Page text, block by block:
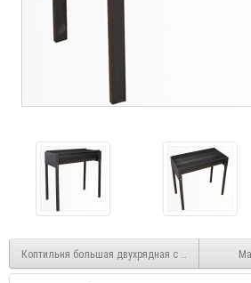
Коптильня большая двухрядная с подставкой